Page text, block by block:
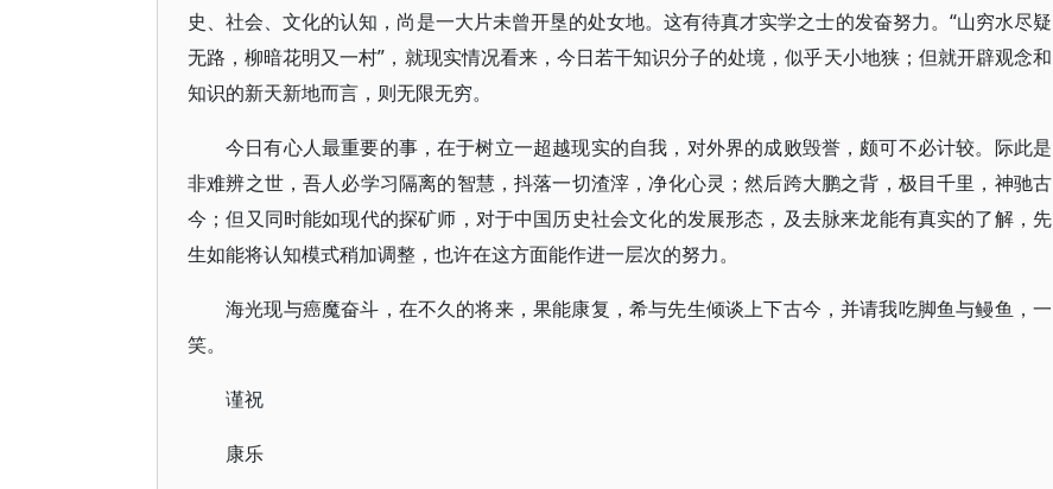
史、社会、文化的认知，尚是一大片未曾开垦的处女地。这有待真才实学之士的发奋努力。“山穷水尽疑
无路，柳暗花明又一村”，就现实情况看来，今日若干知识分子的处境，似乎天小地狭；但就开辟观念和
知识的新天新地而言，则无限无穷。
今日有心人最重要的事，在于树立一超越现实的自我，对外界的成败毁誉，颇可不必计较。际此是
非难辨之世，吾人必学习隔离的智慧，抖落一切渣滓，净化心灵；然后跨大鹏之背，极目千里，神驰古
今；但又同时能如现代的探矿师，对于中国历史社会文化的发展形态，及去脉来龙能有真实的了解，先
生如能将认知模式稍加调整，也许在这方面能作进一层次的努力。
海光现与癌魔奋斗，在不久的将来，果能康复，希与先生倾谈上下古今，并请我吃脚鱼与鳗鱼，一
笑。
谨祝
康乐